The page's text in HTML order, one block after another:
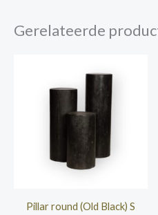
Gerelateerde
Pillar round (Old Black) S